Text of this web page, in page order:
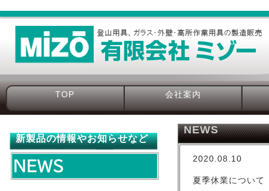
TOP 会社案内
NEWS
2020.08.10
夏季休業について
新製品の情報やお知らせなど